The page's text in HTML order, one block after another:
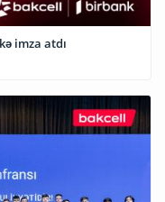
imza atdı